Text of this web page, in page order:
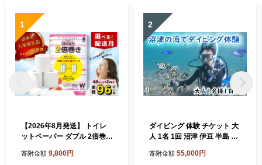
1
【2026年8月発送】 トイレ
ットペーパー ダブル 2倍巻き
ル 96ロール相当 無香料 備蓄
寄附金額 9,800円
2
ダイビング 体験 チケット 大
人 1名 1回 沼津 伊豆 半島 ア
ポーツ マリンアクティビテ
寄附金額 55,000円